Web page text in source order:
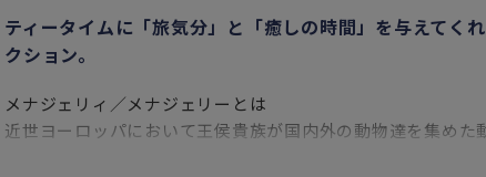
ティータイムに「旅気分」と「癒しの時間」を与えてく
クション。
メナジェリィ／メナジェリーとは
近世ヨーロッパにおいて王侯貴族が国内外の動物達を集めた